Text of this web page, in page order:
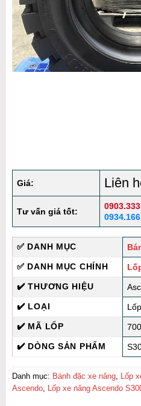
Giá: Liên
Tư vấn giá tốt:
✅ DANH MỤC
✅ DANH MỤC CHÍNH
✔️ THƯƠNG HIỆU
✔️ LOẠI
✔️ MÃ LỐP
✔️ DÒNG SẢN PHẨM
Danh mục: Bánh đặc xe nâng, Lốp
Ascendo, Lốp xe nâng Ascendo